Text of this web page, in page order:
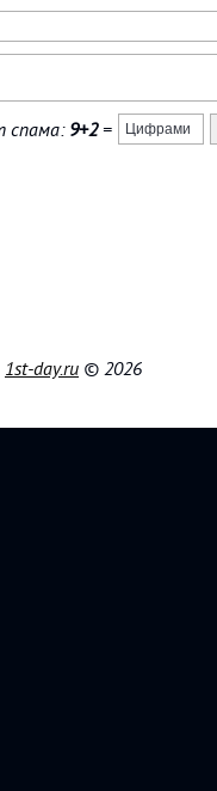
спама: 9+2=
1st-day.ru © 2026